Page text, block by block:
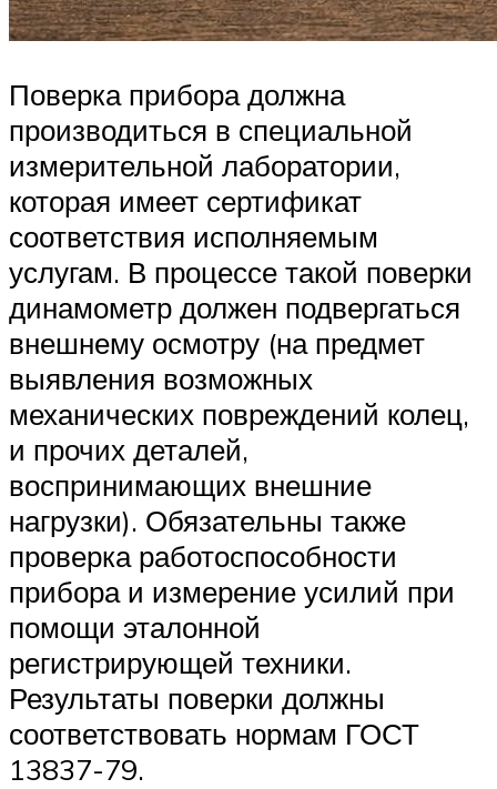
Поверка прибора должна
производиться в специальной
измерительной лаборатории,
которая имеет сертификат
соответствия исполняемым
услугам. В процессе такой поверки
динамометр должен подвергаться
внешнему осмотру (на предмет
выявления возможных
механических повреждений колец,
и прочих деталей,
воспринимающих внешние
нагрузки). Обязательны также
проверка работоспособности
прибора и измерение усилий при
помощи эталонной
регистрирующей техники.
Результаты поверки должны
соответствовать нормам ГОСТ
13837-79.